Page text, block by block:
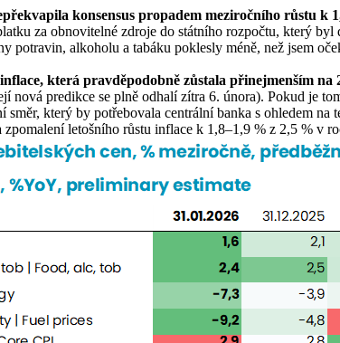
konsensus propadem meziročního růstu k
za obnovitelné zdroje do státního rozpočtu, který
potravin, alkoholu a tabáku poklesly méně, než jsem
která pravděpodobně zůstala přinejmenším na
predikce se plně odhalí zítra 6. února). Pokud je
směr, který by potřebovala centrální banka s ohledem
letošního růstu inflace k 1,8–1,9 % z 2,5 % v